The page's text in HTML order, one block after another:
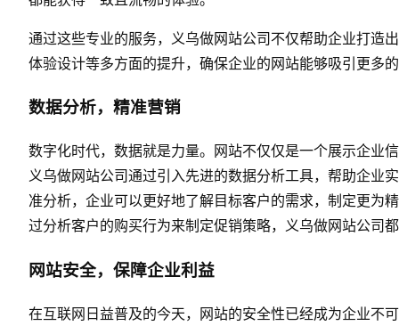
通过这些专业的服务，义乌做网站公司不仅帮助企业打造
体验设计等多方面的提升，确保企业的网站能够吸引更多
数据分析，精准营销
数字化时代，数据就是力量。网站不仅仅是一个展示企业
义乌做网站公司通过引入先进的数据分析工具，帮助企业
准分析，企业可以更好地了解目标客户的需求，制定更为
过分析客户的购买行为来制定促销策略，义乌做网站公司
网站安全，保障企业利益
在互联网日益普及的今天，网站的安全性已经成为企业不